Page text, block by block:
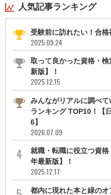
人気記事ランキング
受験前に訪れたい！合
2025.09.24
取って良かった資格・
新版】！
2025.12.15
みんながリアルに調べ
ランキング TOP10！【
6】
2026.07.09
就職・転職に役立つ資
年最新版】！
2025.12.17
都内に現れた本と緑の